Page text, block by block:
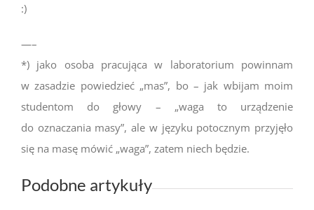
:)
—–
*) jako osoba pracująca w laboratorium powinnam
w zasadzie powiedzieć „mas”, bo – jak wbijam moim
studentom do głowy – „waga to urządzenie
do oznaczania masy”, ale w języku potocznym przyjęło
się na masę mówić „waga”, zatem niech będzie.
Podobne artykuły